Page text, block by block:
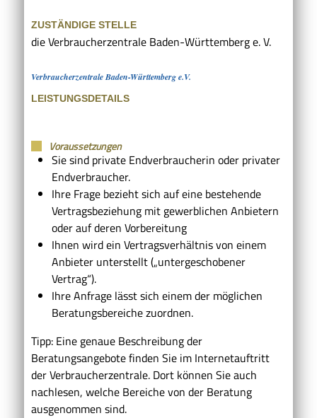
ZUSTÄNDIGE STELLE
die Verbraucherzentrale Baden-Württemberg e. V.
Verbraucherzentrale Baden-Württemberg e.V.
LEISTUNGSDETAILS
Voraussetzungen
Sie sind private Endverbraucherin oder privater
Endverbraucher.
Ihre Frage bezieht sich auf eine bestehende
Vertragsbeziehung mit gewerblichen Anbietern
oder auf deren Vorbereitung
Ihnen wird ein Vertragsverhältnis von einem
Anbieter unterstellt („untergeschobener
Vertrag“).
Ihre Anfrage lässt sich einem der möglichen
Beratungsbereiche zuordnen.
Tipp: Eine genaue Beschreibung der
Beratungsangebote finden Sie im Internetauftritt
der Verbraucherzentrale. Dort können Sie auch
nachlesen, welche Bereiche von der Beratung
ausgenommen sind.